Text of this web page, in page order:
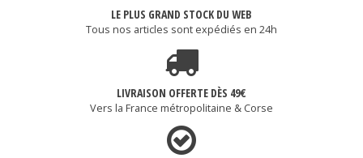
LE PLUS GRAND STOCK DU WEB
Tous nos articles sont expédiés en 24h
LIVRAISON OFFERTE DÈS 49€
Vers la France métropolitaine & Corse